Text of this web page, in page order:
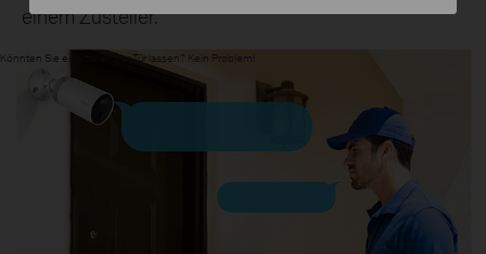
einem Zusteller.
Könnten Sie es bitte an der Tür lassen? Kein Problem!